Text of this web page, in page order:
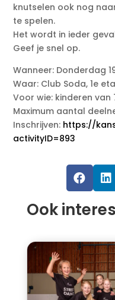
knutselen ook nog
te spelen.
Het wordt in ieder
Geef je snel op.
Wanneer: Donderdag
Waar: Club Soda, 1e
Voor wie: kinderen van
Maximum aantal
Inschrijven: https://
activityID=893
 
Ook